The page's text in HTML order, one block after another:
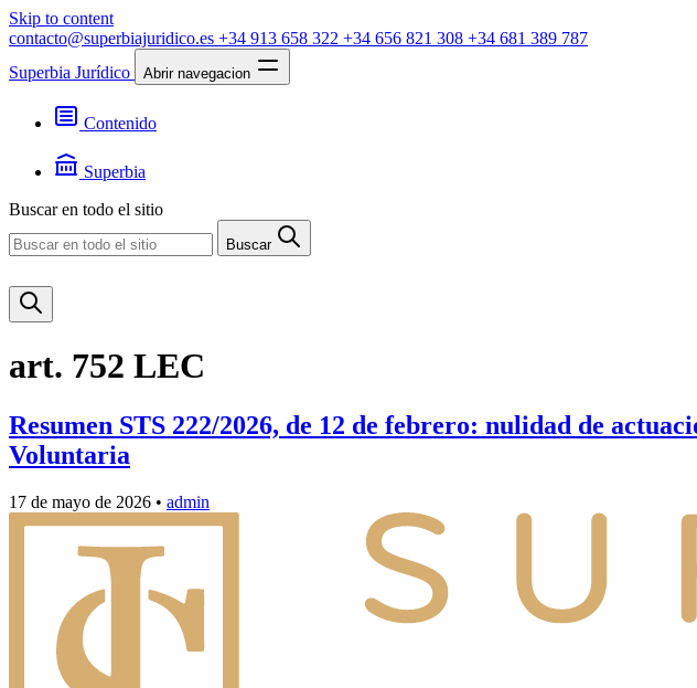
Skip to content
contacto@superbiajuridico.es +34 913 658 322 +34 656 821 308 +34 681 389 787
Superbia Jurídico
Abrir navegacion
Contenido
Jurisprudencia
Noticias
Superbia
Contacto
Buscar en todo el sitio
Buscar
art. 752 LEC
Resumen STS 222/2026, de 12 de febrero: nulidad de
Voluntaria
17 de mayo de 2026 • admin